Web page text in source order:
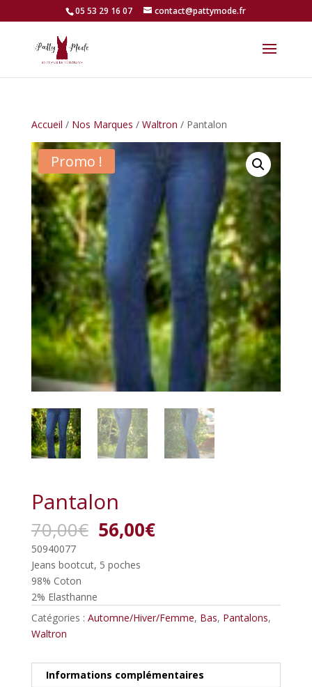
05 53 29 16 07 contact@pattymode.fr
Accueil / Nos Marques / Waltron / Pantalon
Promo !
Pantalon
70,00€ Le
prix
initial
était :
56,00€Le
prix
50940077
Jeans bootcut, 5 poches
98% Coton
2% Elasthanne
Catégories : Automne/Hiver/Femme, Bas, Pantalons,
Waltron
Informations complémentaires